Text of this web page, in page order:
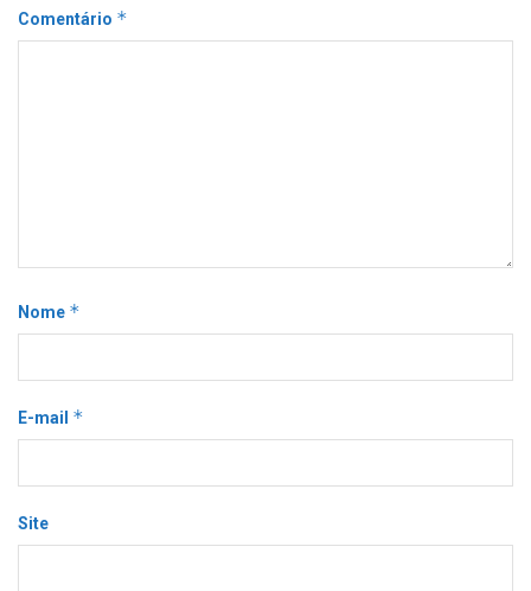
Comentário *
Nome *
E-mail *
Site